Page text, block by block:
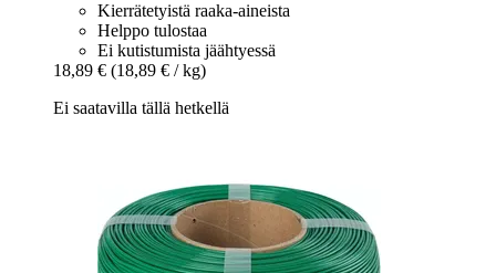
Kierrätetyistä raaka-aineista
Helppo tulostaa
Ei kutistumista jäähtyessä
18,89 € (18,89 € / kg)
Ei saatavilla tällä hetkellä